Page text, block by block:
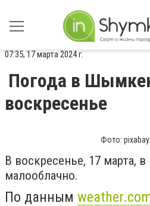
07:35, 17 марта 2024 г.
Погода в
воскресенье
Фото:
В воскресенье, 17 марта,
малооблачно.
По данным